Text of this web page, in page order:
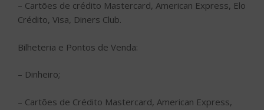
– Cartões de crédito Mastercard, American Express, Elo
Crédito, Visa, Diners Club.
Bilheteria e Pontos de Venda:
– Dinheiro;
– Cartões de Crédito Mastercard, American Express,